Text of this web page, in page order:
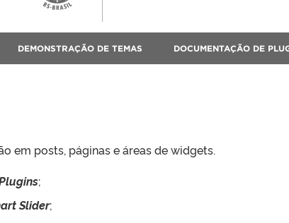
DEMONSTRAÇÃO DE TEMAS DOCUMENTAÇÃO DE
em posts, páginas e áreas de widgets.
;
Slider;